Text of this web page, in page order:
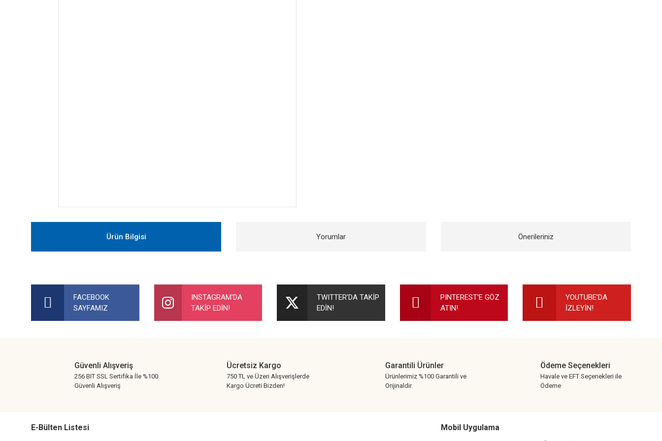
Ürün Bilgisi Yorumlar Önerileriniz
Bu ürüne ilk yorumu siz yapın!
Bu ürüne benzer farklı alternatifler olmalı.
FACEBOOK
SAYFAMIZ
INSTAGRAM'DA
TAKİP EDİN!
TWITTER'DA TAKİP
EDİN!
PINTEREST'E GÖZ
ATIN!
YOUTUBE'DA
İZLEYİN!
Güvenli Alışveriş
256 BIT SSL Sertifika İle %100
Güvenli Alışveriş
Ücretsiz Kargo
750 TL ve Üzeri Alışverişlerde
Kargo Ücreti Bizden!
Garantili Ürünler
Ürünlerimiz %100 Garantili ve
Orijinaldir.
Ödeme Seçenekleri
Havale ve EFT Seçenekleri ile
Ödeme
E-Bülten Listesi Mobil Uygulama